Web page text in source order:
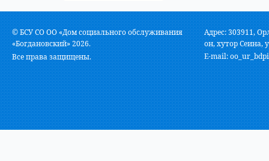
© БСУ СО ОО «Дом социального обслуживания
«Богдановский» 2026.
Все права защищены.
Адрес: 303911,
он, хутор Сеина,
E-mail: